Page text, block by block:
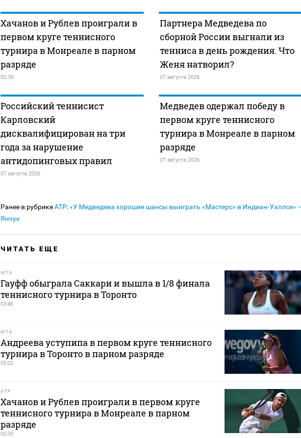
Хачанов и Рублев проиграли в
первом круге теннисного
турнира в Монреале в парном
разряде
02:30
Партнера Медведева по
сборной России выгнали из
тенниса в день рождения. Что
Женя натворил?
07 августа 2026
Российский теннисист
Карловский
дисквалифицирован на три
года за нарушение
антидопинговых правил
07 августа 2026
Медведев одержал победу в
первом круге теннисного
турнира в Монреале в парном
разряде
07 августа 2026
Ранее в рубрикеATP:«У Медведева хорошие шансы выиграть «Мастерс» в Индиан‑Уэллсе»
Янчук
ЧИТАТЬ ЕЩЕ
WTA
Гауфф обыграла Саккари и вышла в 1/8 финала
теннисного турнира в Торонто
03:45
WTA
Андреева уступипа в первом круге теннисного
турнира в Торонто в парном разряде
03:02
ATP
Хачанов и Рублев проиграли в первом круге
теннисного турнира в Монреале в парном
разряде
02:30